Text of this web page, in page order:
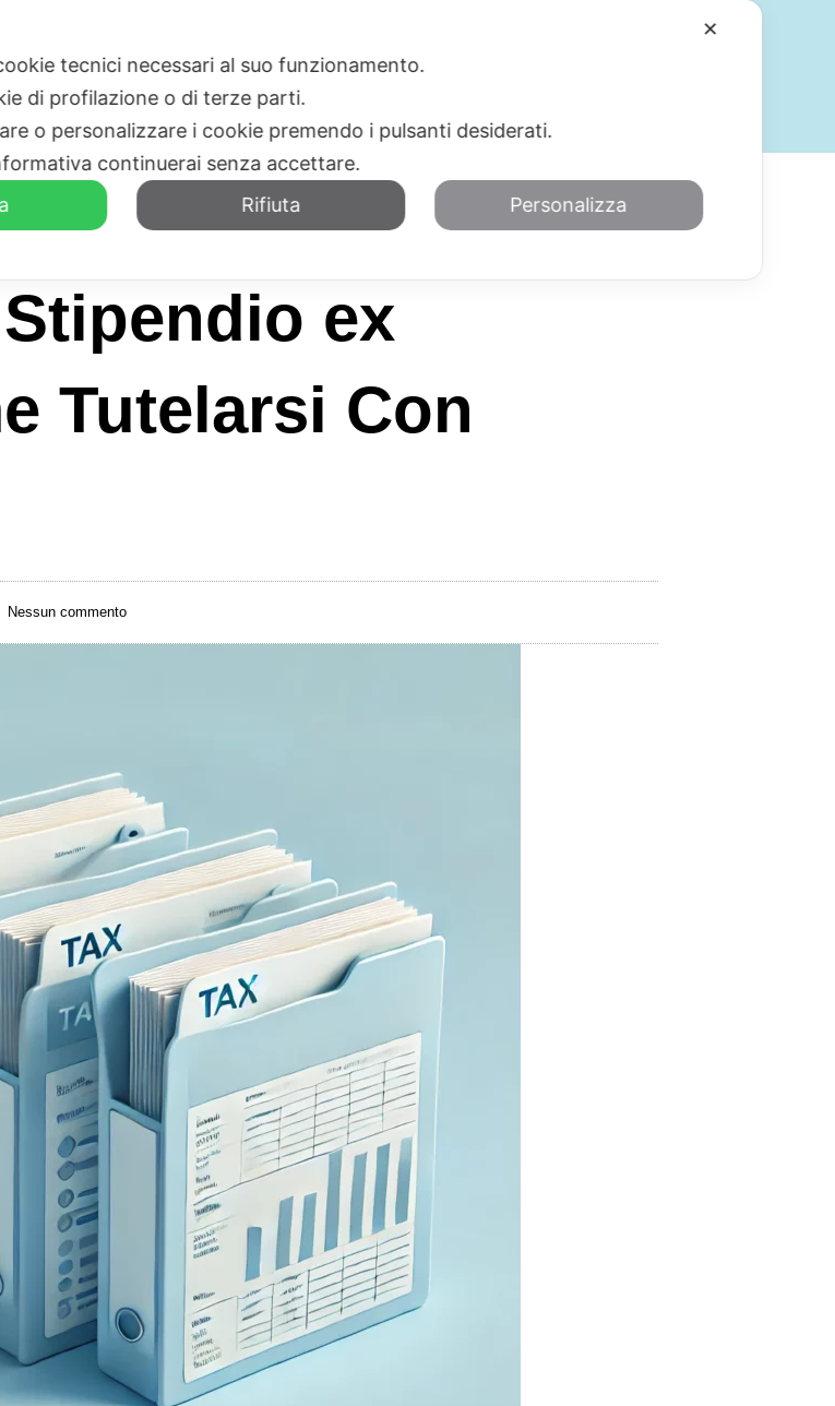
HOME CHI SIAMO SERVIZI
ex
Tutelarsi Con
Nessun commento
✕
tecnici necessari al suo funzionamento.
di profilazione o di terze parti.
o personalizzare i cookie premendo i pulsanti desiderati.
continuerai senza accettare.
Rifiuta Personalizza